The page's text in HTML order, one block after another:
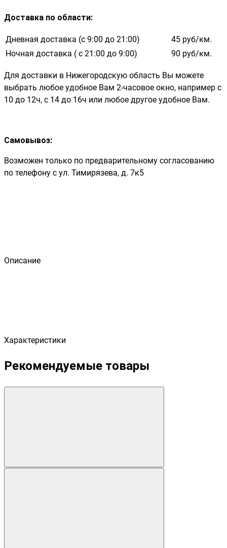
Доставка по области:
Дневная доставка (с 9:00 до 21:00)
45 руб/км.
Ночная доставка ( с 21:00 до 9:00)
90 руб/км.
Для доставки в Нижегородскую область Вы можете
выбрать любое удобное Вам 2-часовое окно, например с
10 до 12ч, с 14 до 16ч или любое другое удобное Вам.
Самовывоз:
Возможен только по предварительному согласованию
по телефону с ул. Тимирязева, д. 7к5
Описание
Характеристики
Рекомендуемые товары